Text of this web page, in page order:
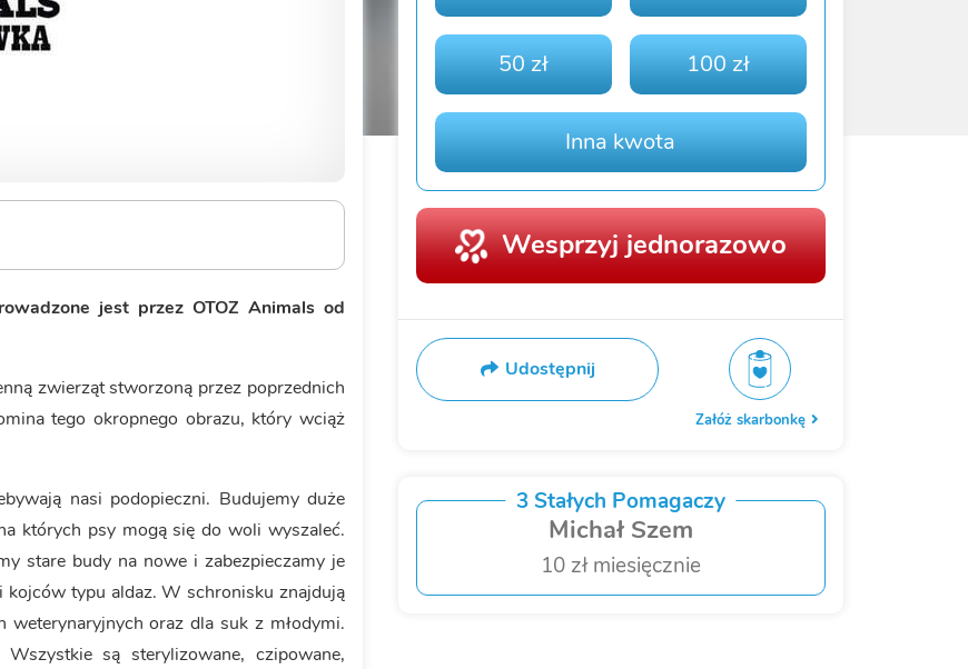
jest przez OTOZ Animals od
zwierząt stworzoną przez poprzednich
tego okropnego obrazu, który wciąż
nasi podopieczni. Budujemy duże
których psy mogą się do woli wyszaleć.
stare budy na nowe i zabezpieczamy je
kojców typu aldaz. W schronisku znajdują
weterynaryjnych oraz dla suk z młodymi.
są sterylizowane, czipowane,
50 zł 100 zł
Inna kwota
Wesprzyj jednorazowo
Udostępnij
Załóż skarbonkę
3 Stałych Pomagaczy
Michał Szem
10 zł miesięcznie